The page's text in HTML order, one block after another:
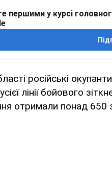
першими у курсі
російські
лінії бойового
отримали понад 650